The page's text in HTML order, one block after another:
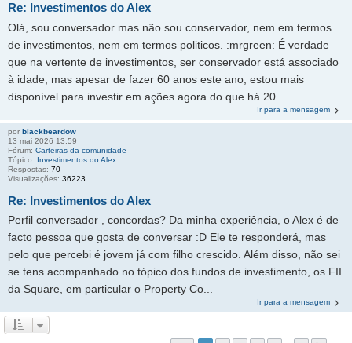
Re: Investimentos do Alex
Olá, sou conversador mas não sou conservador, nem em termos
de investimentos, nem em termos politicos. :mrgreen: É verdade
que na vertente de investimentos, ser conservador está associado
à idade, mas apesar de fazer 60 anos este ano, estou mais
disponível para investir em ações agora do que há 20 ...
Ir para a mensagem
por blackbeardow
13 mai 2026 13:59
Fórum: Carteiras da comunidade
Tópico: Investimentos do Alex
Respostas: 70
Visualizações: 36223
Re: Investimentos do Alex
Perfil conversador , concordas? Da minha experiência, o Alex é de
facto pessoa que gosta de conversar :D Ele te responderá, mas
pelo que percebi é jovem já com filho crescido. Além disso, não sei
se tens acompanhado no tópico dos fundos de investimento, os FII
da Square, em particular o Property Co...
Ir para a mensagem